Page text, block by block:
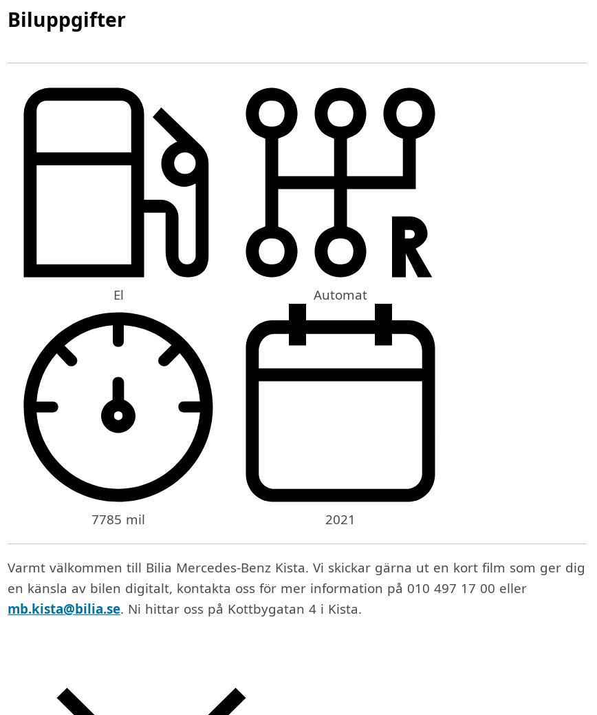
Biluppgifter
El Automat
7785 mil 2021
Varmt välkommen till Bilia Mercedes-Benz Kista. Vi skickar gärna ut en kort film som ger dig
en känsla av bilen digitalt, kontakta oss för mer information på 010 497 17 00 eller
mb.kista@bilia.se. Ni hittar oss på Kottbygatan 4 i Kista.